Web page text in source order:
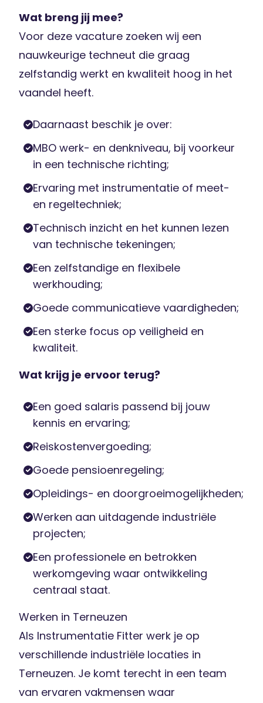
Wat breng jij mee?
Voor deze vacature zoeken wij een
nauwkeurige techneut die graag
zelfstandig werkt en kwaliteit hoog in het
vaandel heeft.
Daarnaast beschik je over:
MBO werk- en denkniveau, bij voorkeur
in een technische richting;
Ervaring met instrumentatie of meet-
en regeltechniek;
Technisch inzicht en het kunnen lezen
van technische tekeningen;
Een zelfstandige en flexibele
werkhouding;
Goede communicatieve vaardigheden;
Een sterke focus op veiligheid en
kwaliteit.
Wat krijg je ervoor terug?
Een goed salaris passend bij jouw
kennis en ervaring;
Reiskostenvergoeding;
Goede pensioenregeling;
Opleidings- en doorgroeimogelijkheden;
Werken aan uitdagende industriële
projecten;
Een professionele en betrokken
werkomgeving waar ontwikkeling
centraal staat.
Werken in Terneuzen
Als Instrumentatie Fitter werk je op
verschillende industriële locaties in
Terneuzen. Je komt terecht in een team
van ervaren vakmensen waar